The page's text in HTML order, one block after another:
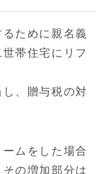
ために親名義
帯住宅にリフ
、贈与税の対
ムをした場合
の増加部分は